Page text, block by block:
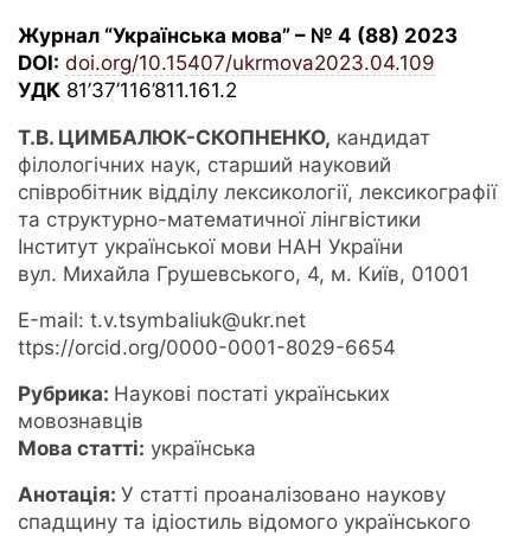
Журнал “Українська мова” – № 4 (88) 2023
DOI: doi.org/10.15407/ukrmova2023.04.109
УДК 81’37’116’811.161.2
Т.В. ЦИМБАЛЮК-СКОПНЕНКО, кандидат
філологічних наук, старший науковий
співробітник відділу лексикології, лексикографії
та структурно-математичної лінгвістики
Інститут української мови НАН України
вул. Михайла Грушевського, 4, м. Київ, 01001
Е-mail: t.v.tsymbaliuk@ukr.net
ttps://orcid.org/0000-0001-8029-6654
Рубрика: Наукові постаті українських
мовознавців
Мова статті: українська
Анотація: У статті проаналізовано наукову
спадщину та ідіостиль відомого українського